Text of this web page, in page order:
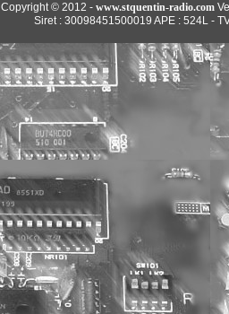
Copyright © 2012 - www.stquentin-radio.com
Siret : 30098451500019 APE : 524L -